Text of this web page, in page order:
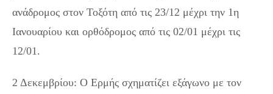
ανάδρομος στον Τοξότη από τις 23/12 μέχρι την 1η
Ιανουαρίου και ορθόδρομος από τις 02/01 μέχρι τις
12/01.
2 Δεκεμβρίου: Ο Ερμής σχηματίζει εξάγωνο με τον